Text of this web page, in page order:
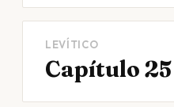
LEVÍTICO
Capítulo 25